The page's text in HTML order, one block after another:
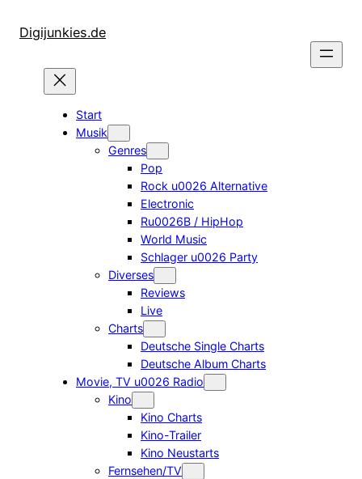
InhaltDigijunkies.de
Start
Musik
Genres
Pop
Rock u0026 Alternative
Electronic
Ru0026B / HipHop
World Music
Schlager u0026 Party
Diverses
Reviews
Live
Charts
Deutsche Single Charts
Deutsche Album Charts
Movie, TV u0026 Radio
Kino
Kino Charts
Kino-Trailer
Kino Neustarts
Fernsehen/TV